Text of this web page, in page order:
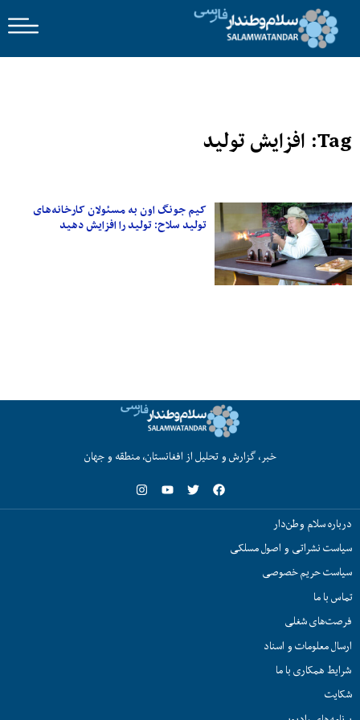
Tag: افزایش تولید
کیم‌ جونگ اون به مسئولان کارخانه‌های
تولید سلاح: تولید را افزایش دهید
خبر، گزارش و تحلیل از افغانستان، منطقه و جهان
درباره سلام وطن‌دار
سیاست نشراتی و اصول مسلکی
سیاست حریم خصوصی
تماس با ما
فرصت‌های شغلی
ارسال معلومات و اسناد
شرایط همکاری با ما
شکایت